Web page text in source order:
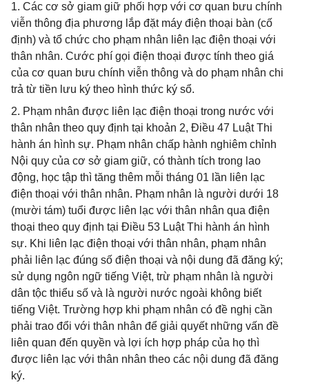
1. Các cơ sở giam giữ phối hợp với cơ quan bưu chính
viễn thông địa phương lắp đặt máy điện thoại bàn (cố
định) và tổ chức cho phạm nhân liên lạc điện thoại với
thân nhân. Cước phí gọi điện thoại được tính theo giá
của cơ quan bưu chính viễn thông và do phạm nhân chi
trả từ tiền lưu ký theo hình thức ký sổ.
2. Phạm nhân được liên lạc điện thoại trong nước với
thân nhân theo quy định tại khoản 2, Điều 47 Luật Thi
hành án hình sự. Phạm nhân chấp hành nghiêm chỉnh
Nội quy của cơ sở giam giữ, có thành tích trong lao
động, học tập thì tăng thêm mỗi tháng 01 lần liên lạc
điện thoại với thân nhân. Phạm nhân là người dưới 18
(mười tám) tuổi được liên lạc với thân nhân qua điện
thoại theo quy định tại Điều 53 Luật Thi hành án hình
sự. Khi liên lạc điện thoại với thân nhân, phạm nhân
phải liên lạc đúng số điện thoại và nội dung đã đăng ký;
sử dụng ngôn ngữ tiếng Việt, trừ phạm nhân là người
dân tộc thiểu số và là người nước ngoài không biết
tiếng Việt. Trường hợp khi phạm nhân có đề nghị cần
phải trao đổi với thân nhân để giải quyết những vấn đề
liên quan đến quyền và lợi ích hợp pháp của họ thì
được liên lạc với thân nhân theo các nội dung đã đăng
ký.